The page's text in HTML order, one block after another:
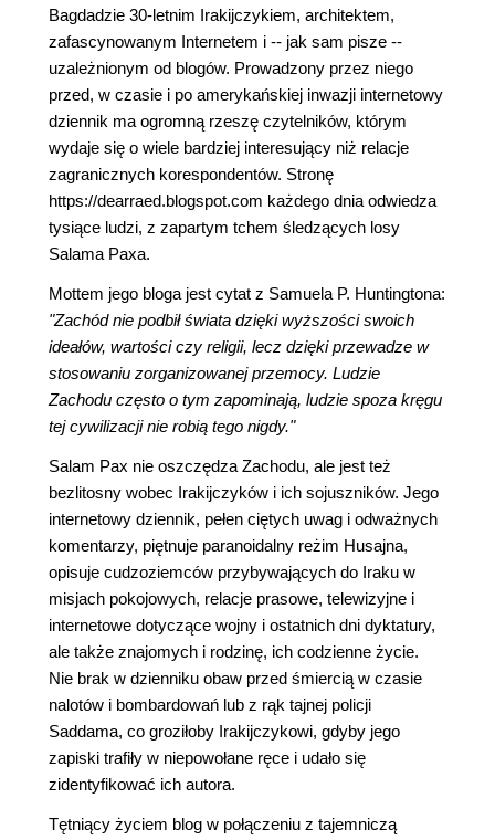
Bagdadzie 30-letnim Irakijczykiem, architektem,
zafascynowanym Internetem i -- jak sam pisze --
uzależnionym od blogów. Prowadzony przez niego
przed, w czasie i po amerykańskiej inwazji internetowy
dziennik ma ogromną rzeszę czytelników, którym
wydaje się o wiele bardziej interesujący niż relacje
zagranicznych korespondentów. Stronę
https://dearraed.blogspot.com każdego dnia odwiedza
tysiące ludzi, z zapartym tchem śledzących losy
Salama Paxa.
Mottem jego bloga jest cytat z Samuela P. Huntingtona:
"Zachód nie podbił świata dzięki wyższości swoich
ideałów, wartości czy religii, lecz dzięki przewadze w
stosowaniu zorganizowanej przemocy. Ludzie
Zachodu często o tym zapominają, ludzie spoza kręgu
tej cywilizacji nie robią tego nigdy."
Salam Pax nie oszczędza Zachodu, ale jest też
bezlitosny wobec Irakijczyków i ich sojuszników. Jego
internetowy dziennik, pełen ciętych uwag i odważnych
komentarzy, piętnuje paranoidalny reżim Husajna,
opisuje cudzoziemców przybywających do Iraku w
misjach pokojowych, relacje prasowe, telewizyjne i
internetowe dotyczące wojny i ostatnich dni dyktatury,
ale także znajomych i rodzinę, ich codzienne życie.
Nie brak w dzienniku obaw przed śmiercią w czasie
nalotów i bombardowań lub z rąk tajnej policji
Saddama, co groziłoby Irakijczykowi, gdyby jego
zapiski trafiły w niepowołane ręce i udało się
zidentyfikować ich autora.
Tętniący życiem blog w połączeniu z tajemniczą